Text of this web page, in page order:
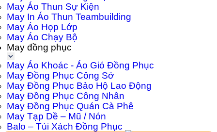
May Áo Thun Sự Kiện
May In Áo Thun Teambuilding
May Áo Họp Lớp
May Áo Chạy Bộ
May đồng phục
May Áo Khoác - Áo Gió Đồng Phục
May Đồng Phục Công Sở
May Đồng Phục Bảo Hộ Lao Động
May Đồng Phục Công Nhân
May Đồng Phục Quán Cà Phê
May Tạp Dề – Mũ / Nón
Balo – Túi Xách Đồng Phục